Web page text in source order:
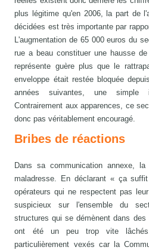
plus légitime qu'en 2006, la part de
décidées est très importante par
L'augmentation de 65 000 euros du
rue a beau constituer une hausse
représente guère plus que le
enveloppe était restée bloquée
années suivantes, une simple
Contrairement aux apparences, ce
donc pas véritablement encouragé.
Bribes de réactions
Dans sa communication annexe,
maladresse. En déclarant « ça
opérateurs qui ne respectent pas
suspicieux sur l'ensemble du
structures qui se démènent dans
ont été un peu trop vite
particulièrement vexés car la